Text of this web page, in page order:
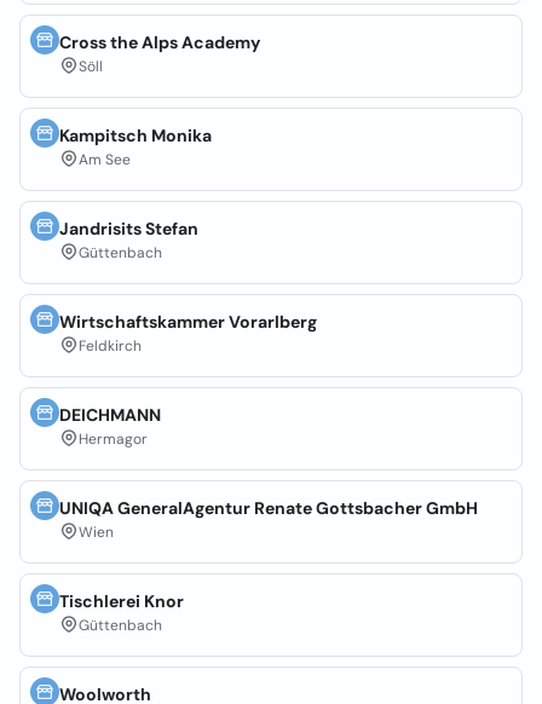
Cross the Alps Academy
Söll
Kampitsch Monika
Am See
Jandrisits Stefan
Güttenbach
Wirtschaftskammer Vorarlberg
Feldkirch
DEICHMANN
Hermagor
UNIQA GeneralAgentur Renate Gottsbacher GmbH
Wien
Tischlerei Knor
Güttenbach
Woolworth